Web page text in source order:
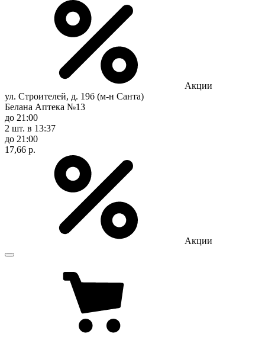
Акции
ул. Строителей, д. 19б (м-н Санта)
Белана Аптека №13
до 21:00
2 шт. в 13:37
до 21:00
17,66 р.
Акции